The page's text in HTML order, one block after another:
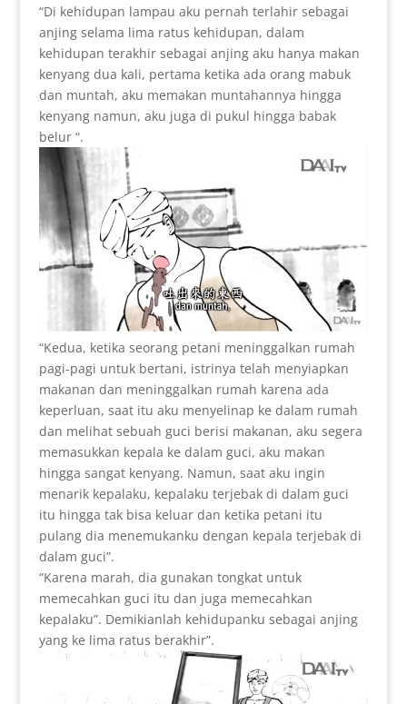
“Di kehidupan lampau aku pernah terlahir sebagai
anjing selama lima ratus kehidupan, dalam
kehidupan terakhir sebagai anjing aku hanya makan
kenyang dua kali, pertama ketika ada orang mabuk
dan muntah, aku memakan muntahannya hingga
kenyang namun, aku juga di pukul hingga babak
belur “.
“Kedua, ketika seorang petani meninggalkan rumah
pagi-pagi untuk bertani, istrinya telah menyiapkan
makanan dan meninggalkan rumah karena ada
keperluan, saat itu aku menyelinap ke dalam rumah
dan melihat sebuah guci berisi makanan, aku segera
memasukkan kepala ke dalam guci, aku makan
hingga sangat kenyang. Namun, saat aku ingin
menarik kepalaku, kepalaku terjebak di dalam guci
itu hingga tak bisa keluar dan ketika petani itu
pulang dia menemukanku dengan kepala terjebak di
dalam guci”.
“Karena marah, dia gunakan tongkat untuk
memecahkan guci itu dan juga memecahkan
kepalaku”. Demikianlah kehidupanku sebagai anjing
yang ke lima ratus berakhir”.